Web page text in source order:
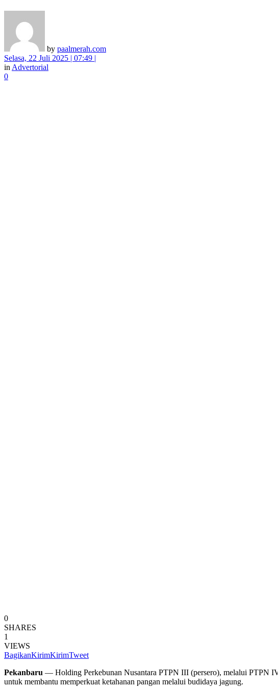
by paalmerah.com
Selasa, 22 Juli 2025 | 07:49 |
in Advertorial
0
0
SHARES
1
VIEWS
BagikanKirimKirimTweet
Pekanbaru — Holding Perkebunan Nusantara PTPN III (persero), melalui PTPN
untuk membantu memperkuat ketahanan pangan melalui budidaya jagung.